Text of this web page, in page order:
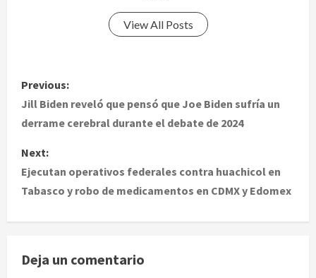
View All Posts
P
o
t
n
a
v
Previous:
Jill Biden reveló que pensó que Joe Biden sufría un
derrame cerebral durante el debate de 2024
Next:
Ejecutan operativos federales contra huachicol en
Tabasco y robo de medicamentos en CDMX y Edomex
Deja un comentario